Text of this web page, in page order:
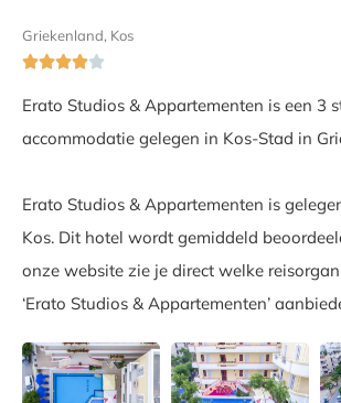
Griekenland, Kos

Erato Studios & Appartementen is een 3
accommodatie gelegen in Kos-Stad in
Erato Studios & Appartementen is
Kos. Dit hotel wordt gemiddeld
onze website zie je direct welke
‘Erato Studios & Appartementen’